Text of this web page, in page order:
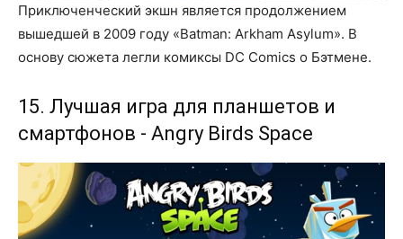
Приключенческий экшн является продолжением
вышедшей в 2009 году «Batman: Arkham Asylum». В
основу сюжета легли комиксы DC Comics о Бэтмене.
15. Лучшая игра для планшетов и
смартфонов - Angry Birds Space